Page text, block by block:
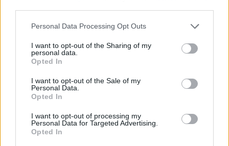
Personal Data Processing Opt Outs
I want to opt-out of the Sharing of my
personal data.
Opted In
I want to opt-out of the Sale of my
Personal Data.
Opted In
I want to opt-out of processing my
Personal Data for Targeted Advertising.
Opted In
valll marți, 21 mai 2024 La 18.17
Buna intrebare!
Răspundeți
Gigi Gavrila
joi, 23 mai 2024 La 16.56
curții de conturi. Nu e în regulă să băgăm militarii în
această zonă. Dacă e să o faceți puneți pe listă și